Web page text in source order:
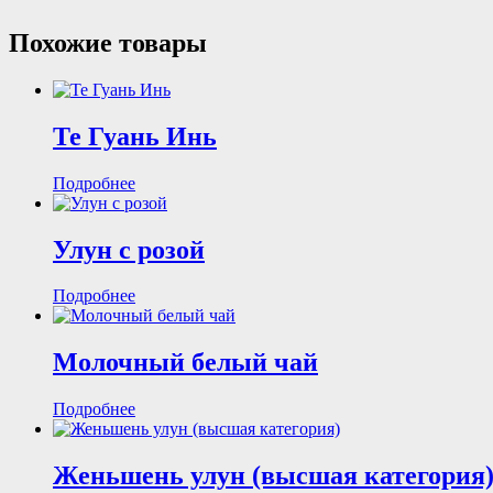
Похожие товары
Те Гуань Инь
Подробнее
Улун с розой
Подробнее
Молочный белый чай
Подробнее
Женьшень улун (высшая категория)